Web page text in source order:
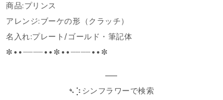
商品:プリンス
アレンジ:ブーケの形（クラッチ）
名入れ:プレート/ゴールド・筆記体
✼••┈┈┈┈••✼••┈┈┈┈••✼
—–
➴⡱シンフラワーで検索